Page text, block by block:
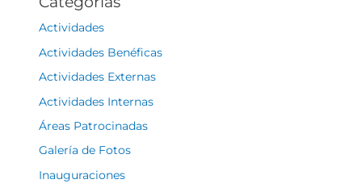
Actividades
Actividades Benéficas
Actividades Externas
Actividades Internas
Áreas Patrocinadas
Galería de Fotos
Inauguraciones